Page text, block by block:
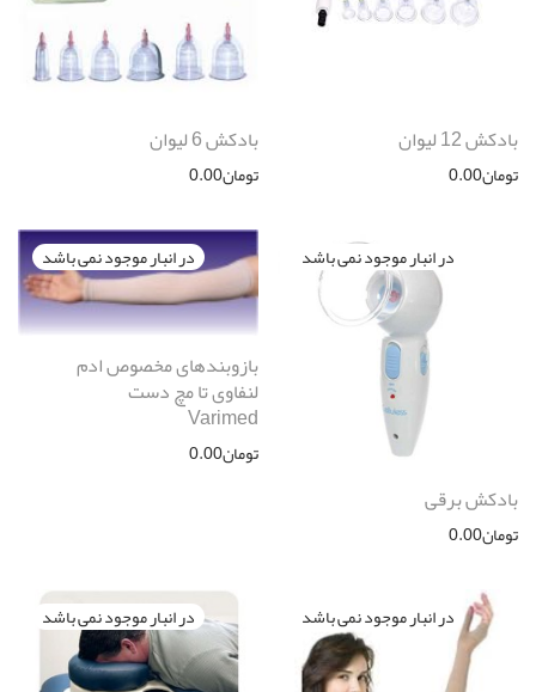
بادکش 12 لیوان
تومان0.00
بادکش 6 لیوان
تومان0.00
بادکش برقی
تومان0.00
بازوبندهای مخصوص ادم
لنفاوی تا مچ دست
Varimed
تومان0.00